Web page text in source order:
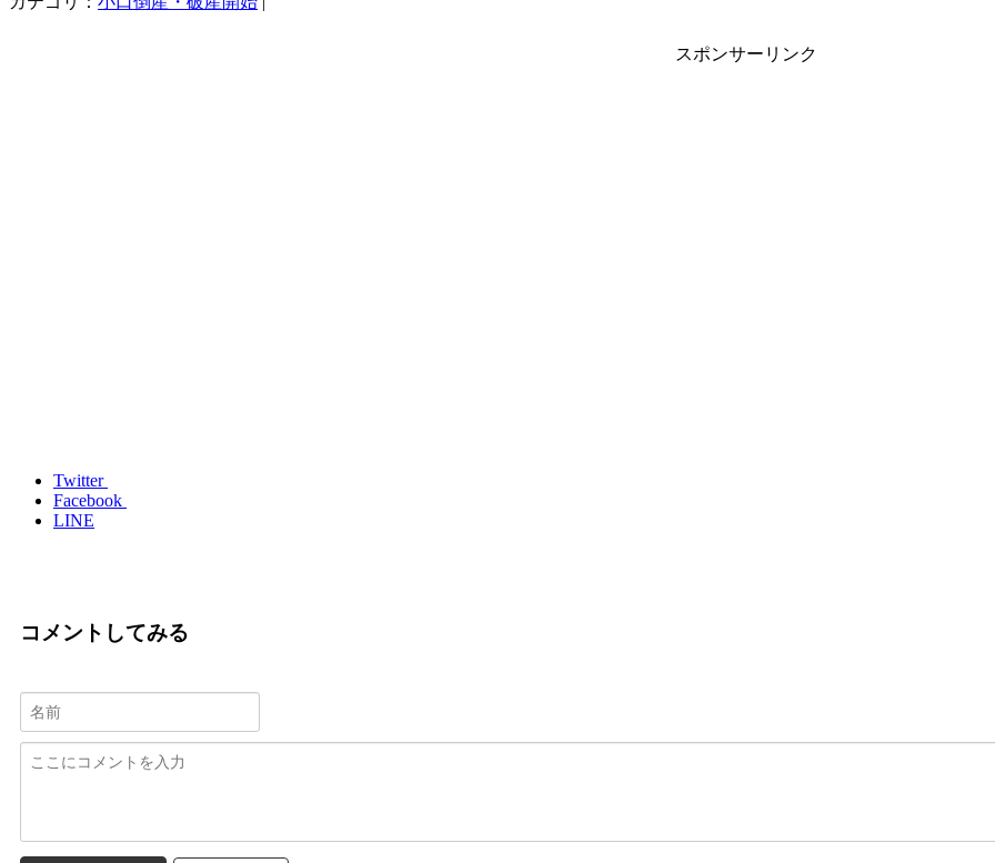
スポンサーリンク
Twitter
Facebook
LINE
コメントしてみる